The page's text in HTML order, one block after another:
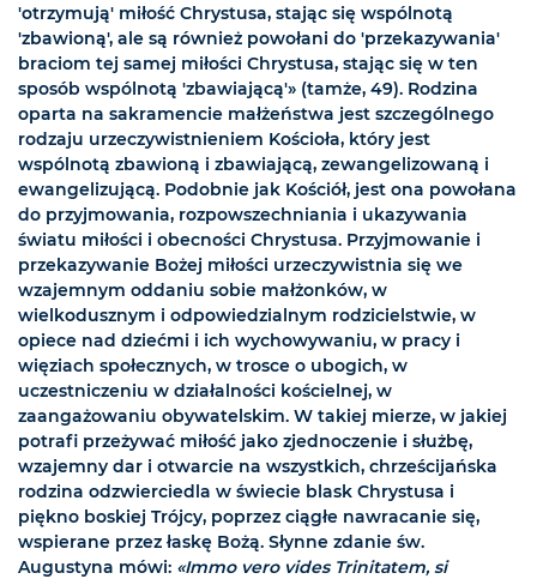
'otrzymują' miłość Chrystusa, stając się wspólnotą
'zbawioną', ale są również powołani do 'przekazywania'
braciom tej samej miłości Chrystusa, stając się w ten
sposób wspólnotą 'zbawiającą'» (tamże, 49). Rodzina
oparta na sakramencie małżeństwa jest szczególnego
rodzaju urzeczywistnieniem Kościoła, który jest
wspólnotą zbawioną i zbawiającą, zewangelizowaną i
ewangelizującą. Podobnie jak Kościół, jest ona powołana
do przyjmowania, rozpowszechniania i ukazywania
światu miłości i obecności Chrystusa. Przyjmowanie i
przekazywanie Bożej miłości urzeczywistnia się we
wzajemnym oddaniu sobie małżonków, w
wielkodusznym i odpowiedzialnym rodzicielstwie, w
opiece nad dziećmi i ich wychowywaniu, w pracy i
więziach społecznych, w trosce o ubogich, w
uczestniczeniu w działalności kościelnej, w
zaangażowaniu obywatelskim. W takiej mierze, w jakiej
potrafi przeżywać miłość jako zjednoczenie i służbę,
wzajemny dar i otwarcie na wszystkich, chrześcijańska
rodzina odzwierciedla w świecie blask Chrystusa i
piękno boskiej Trójcy, poprzez ciągłe nawracanie się,
wspierane przez łaskę Bożą. Słynne zdanie św.
Augustyna mówi: «Immo vero vides Trinitatem, si